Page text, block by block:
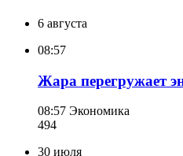
6 августа
08:57
Жара перегружает
08:57 Экономика
494
30 июля